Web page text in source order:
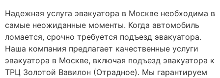
Надежная услуга эвакуатора в Москве необходима в
самые неожиданные моменты. Когда автомобиль
ломается, срочно требуется подъезд эвакуатора.
Наша компания предлагает качественные услуги
эвакуатора в Москве, включая подъезд эвакуатора к
ТРЦ Золотой Вавилон (Отрадное). Мы гарантируем